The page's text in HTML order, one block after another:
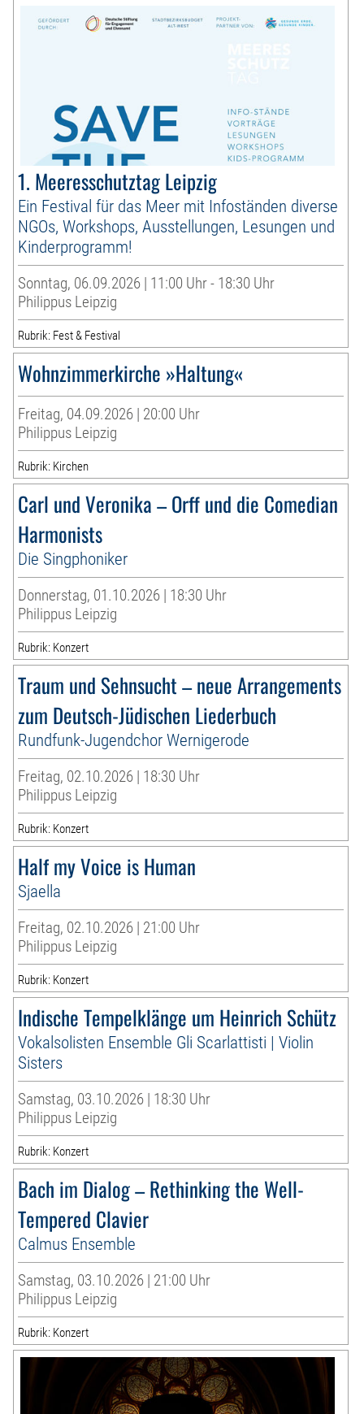
1. Meeresschutztag Leipzig
Ein Festival für das Meer mit Infoständen diverse
NGOs, Workshops, Ausstellungen, Lesungen und
Kinderprogramm!
Sonntag, 06.09.2026 | 11:00 Uhr - 18:30 Uhr
Philippus Leipzig
Rubrik: Fest & Festival
Wohnzimmerkirche »Haltung«
Freitag, 04.09.2026 | 20:00 Uhr
Philippus Leipzig
Rubrik: Kirchen
Carl und Veronika – Orff und die Comedian
Harmonists
Die Singphoniker
Donnerstag, 01.10.2026 | 18:30 Uhr
Philippus Leipzig
Rubrik: Konzert
Traum und Sehnsucht – neue Arrangements
zum Deutsch-Jüdischen Liederbuch
Rundfunk-Jugendchor Wernigerode
Freitag, 02.10.2026 | 18:30 Uhr
Philippus Leipzig
Rubrik: Konzert
Half my Voice is Human
Sjaella
Freitag, 02.10.2026 | 21:00 Uhr
Philippus Leipzig
Rubrik: Konzert
Indische Tempelklänge um Heinrich Schütz
Vokalsolisten Ensemble Gli Scarlattisti | Violin
Sisters
Samstag, 03.10.2026 | 18:30 Uhr
Philippus Leipzig
Rubrik: Konzert
Bach im Dialog – Rethinking the Well-
Tempered Clavier
Calmus Ensemble
Samstag, 03.10.2026 | 21:00 Uhr
Philippus Leipzig
Rubrik: Konzert